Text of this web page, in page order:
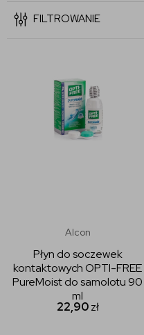
FILTROWANIE
Alcon
Płyn do soczewek
kontaktowych OPTI-FREE
PureMoist do samolotu 90
ml
22,90zł